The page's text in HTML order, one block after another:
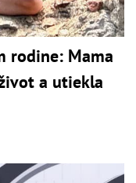
rodine: Mama
a utiekla